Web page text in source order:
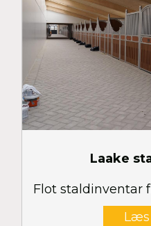
Laake
Flot staldinventar